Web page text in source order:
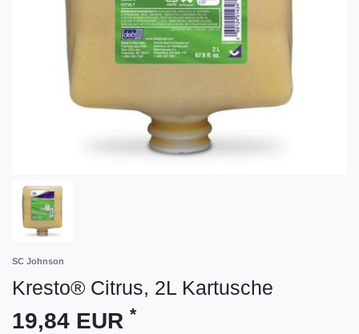
SC Johnson
Kresto® Citrus, 2L Kartusche
19,84 EUR *